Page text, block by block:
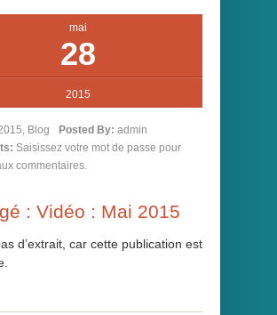
mai
28
2015
, Blog Posted By: admin
Saisissez votre mot de passe pour
commentaires.
: Vidéo : Mai 2015
d’extrait, car cette publication est